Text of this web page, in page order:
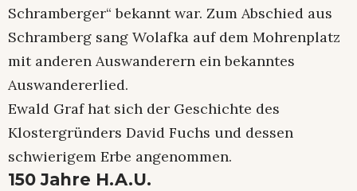
Schramberger“ bekannt war. Zum Abschied aus
Schramberg sang Wolafka auf dem Mohrenplatz
mit anderen Auswanderern ein bekanntes
Auswandererlied.
Ewald Graf hat sich der Geschichte des
Klostergründers David Fuchs und dessen
schwierigem Erbe angenommen.
150 Jahre H.A.U.